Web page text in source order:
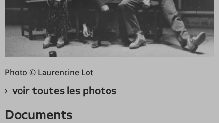
Photo © Laurencine Lot
voir toutes les photos
documents